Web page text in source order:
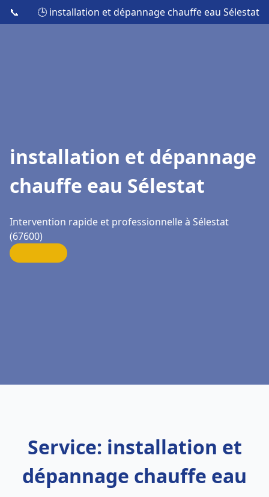
📞 🕒 installation et dépannage chauffe eau Sélestat
installation et dépannage
chauffe eau Sélestat
Intervention rapide et professionnelle à Sélestat
(67600)
Service: installation et
dépannage chauffe eau